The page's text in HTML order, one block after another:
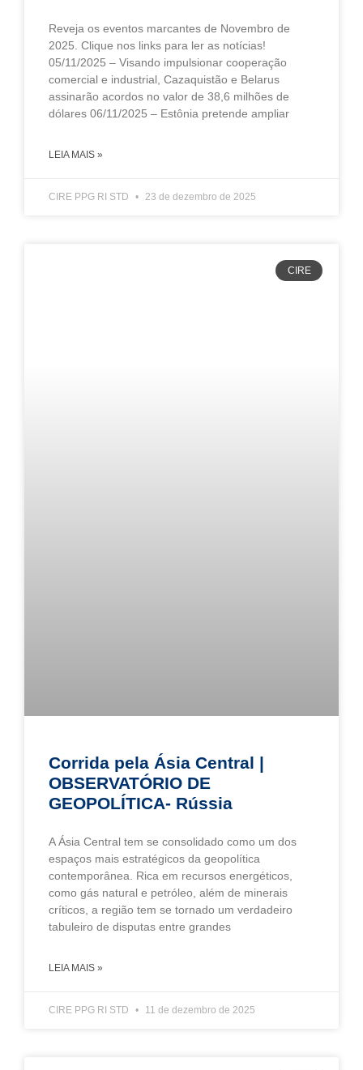
Reveja os eventos marcantes de Novembro de
2025. Clique nos links para ler as notícias!
05/11/2025 – Visando impulsionar cooperação
comercial e industrial, Cazaquistão e Belarus
assinarão acordos no valor de 38,6 milhões de
dólares 06/11/2025 – Estônia pretende ampliar
LEIA MAIS »
CIRE PPG RI STD 23 de dezembro de 2025
CIRE
Corrida pela Ásia Central |
OBSERVATÓRIO DE
GEOPOLÍTICA- Rússia
A Ásia Central tem se consolidado como um dos
espaços mais estratégicos da geopolítica
contemporânea. Rica em recursos energéticos,
como gás natural e petróleo, além de minerais
críticos, a região tem se tornado um verdadeiro
tabuleiro de disputas entre grandes
LEIA MAIS »
CIRE PPG RI STD 11 de dezembro de 2025